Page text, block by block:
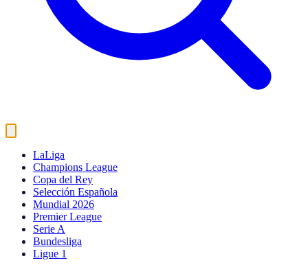
LaLiga
Champions League
Copa del Rey
Selección Española
Mundial 2026
Premier League
Serie A
Bundesliga
Ligue 1